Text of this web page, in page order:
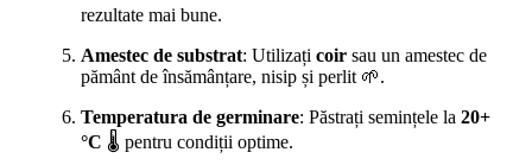
rezultate mai bune.
Amestec de substrat: Utilizați coir sau un amestec de
pământ de însămânțare, nisip și perlit 🌱.
Temperatura de germinare: Păstrați semințele la 20+
°C 🌡️ pentru condiții optime.